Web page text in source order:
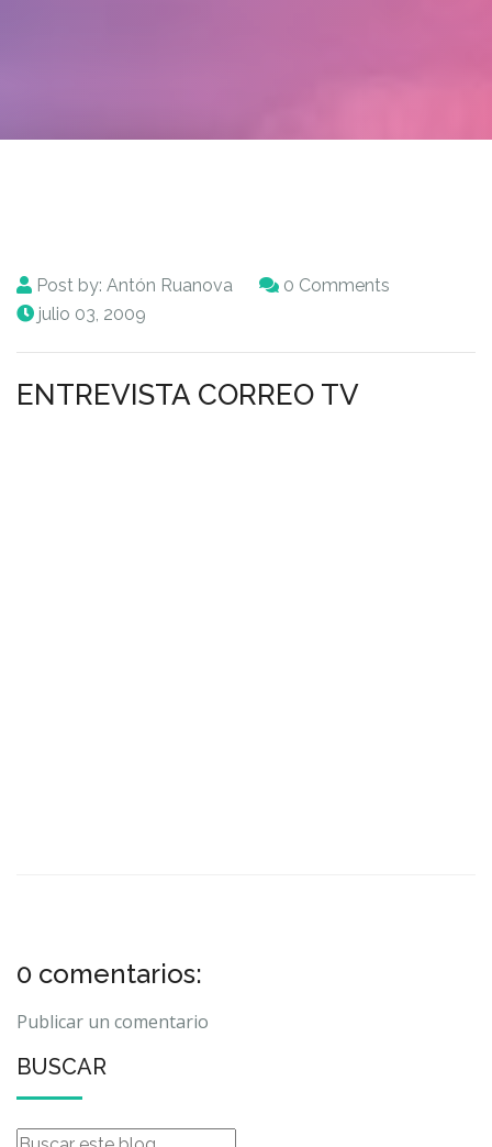
Post by: Antón Ruanova
0 Comments
julio 03, 2009
ENTREVISTA CORREO TV
0 comentarios:
Publicar un comentario
BUSCAR